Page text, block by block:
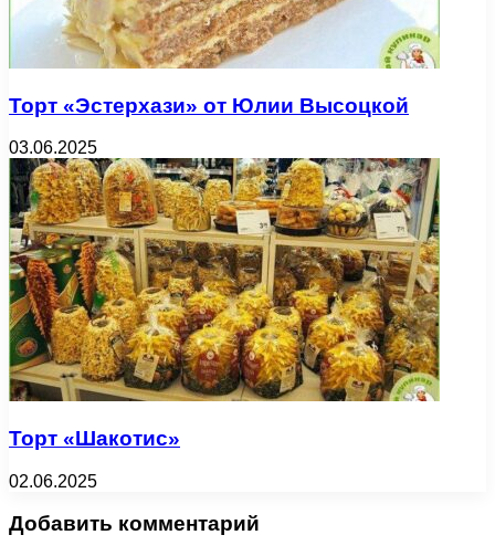
Торт «Эстерхази» от Юлии Высоцкой
03.06.2025
Торт «Шакотис»
02.06.2025
Добавить комментарий